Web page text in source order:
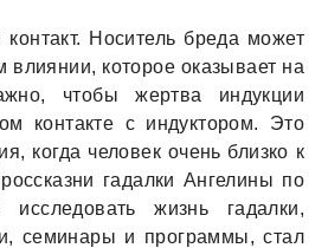
Носитель бреда может
влиянии, которое оказывает на
чтобы жертва индукции
контакте с индуктором. Это
когда человек очень близко к
гадалки Ангелины по
исследовать жизнь гадалки,
семинары и программы, стал